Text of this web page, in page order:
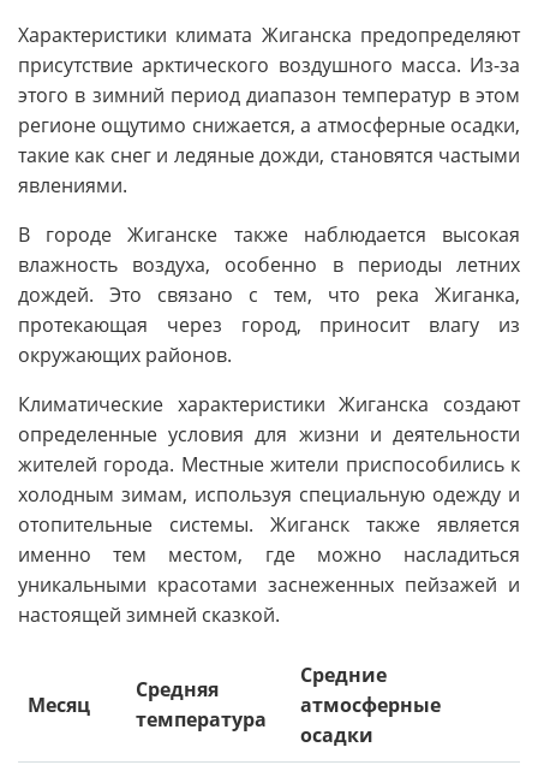
Характеристики климата Жиганска предопределяют
присутствие арктического воздушного масса. Из-за
этого в зимний период диапазон температур в этом
регионе ощутимо снижается, а атмосферные осадки,
такие как снег и ледяные дожди, становятся частыми
явлениями.
В городе Жиганске также наблюдается высокая
влажность воздуха, особенно в периоды летних
дождей. Это связано с тем, что река Жиганка,
протекающая через город, приносит влагу из
окружающих районов.
Климатические характеристики Жиганска создают
определенные условия для жизни и деятельности
жителей города. Местные жители приспособились к
холодным зимам, используя специальную одежду и
отопительные системы. Жиганск также является
именно тем местом, где можно насладиться
уникальными красотами заснеженных пейзажей и
настоящей зимней сказкой.
Месяц
Средняя
температура
Средние
атмосферные
осадки